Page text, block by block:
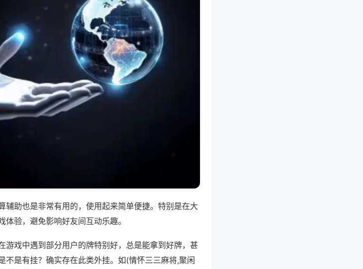
辅助也是非常有用的，使用起来简单便捷。特别是在大
验，避免影响好友间互动乐趣。
游戏中遇到部分用户的牌特别好，总是能拿到好牌，甚
不是有挂？确实存在此类外挂。如(情怀三三麻将,聚闲